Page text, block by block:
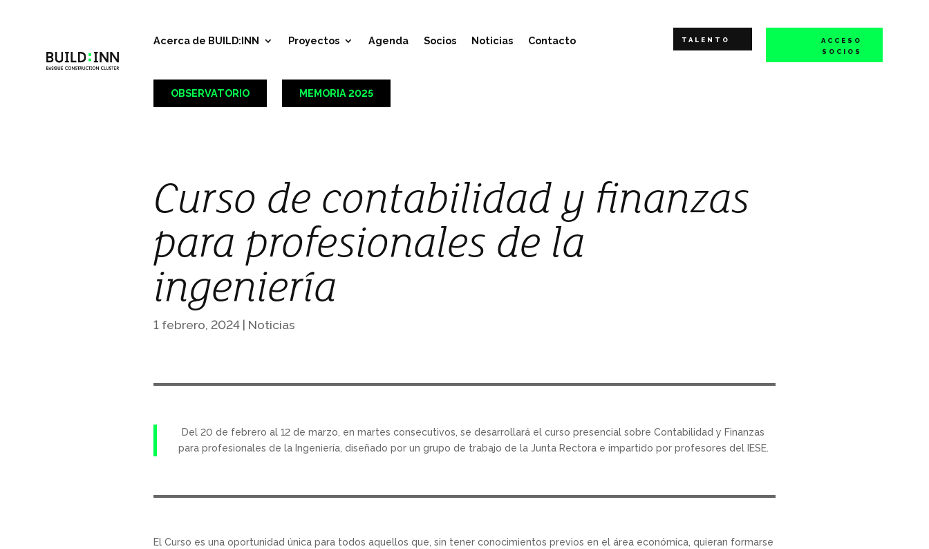
Acerca de BUILD:INN Proyectos Agenda Socios Noticias Contacto
OBSERVATORIO MEMORIA 2025
TALENTO
ACCESO
SOCIOS
Curso de contabilidad y finanzas
para profesionales de la
ingeniería
1 febrero, 2024 | Noticias
Del 20 de febrero al 12 de marzo, en martes consecutivos, se desarrollará el curso presencial sobre Contabilidad y Finanzas
para profesionales de la Ingeniería, diseñado por un grupo de trabajo de la Junta Rectora e impartido por profesores del IESE.
El Curso es una oportunidad única para todos aquellos que, sin tener conocimientos previos en el área económica, quieran formarse